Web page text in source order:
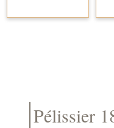
Pélissier